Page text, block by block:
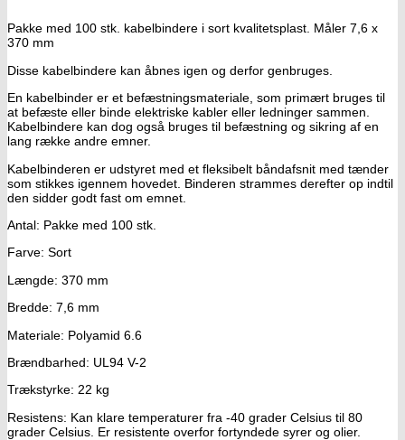
Pakke med 100 stk. kabelbindere i sort kvalitetsplast. Måler 7,6 x
370 mm
Disse kabelbindere kan åbnes igen og derfor genbruges.
En kabelbinder er et befæstningsmateriale, som primært bruges til
at befæste eller binde elektriske kabler eller ledninger sammen.
Kabelbindere kan dog også bruges til befæstning og sikring af en
lang række andre emner.
Kabelbinderen er udstyret med et fleksibelt båndafsnit med tænder
som stikkes igennem hovedet. Binderen strammes derefter op indtil
den sidder godt fast om emnet.
Antal: Pakke med 100 stk.
Farve: Sort
Længde: 370 mm
Bredde: 7,6 mm
Materiale: Polyamid 6.6
Brændbarhed: UL94 V-2
Trækstyrke: 22 kg
Resistens: Kan klare temperaturer fra -40 grader Celsius til 80
grader Celsius. Er resistente overfor fortyndede syrer og olier.